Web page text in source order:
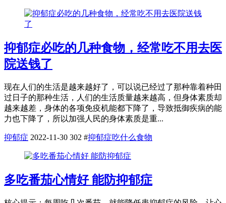
抑郁症必吃的几种食物，经常吃不用去医
院送钱了
现在人们的生活是越来越好了，可以说已经过了那种靠着种田
过日子的那种生活，人们的生活质量越来越高，但身体素质却
越来越差，身体的各项免疫机能都下降了，导致抵御疾病的能
力也下降了，所以加强人民的身体素质是重...
抑郁症 2022-11-30 302 #抑郁症吃什么食物
多吃番茄心情好 能防抑郁症